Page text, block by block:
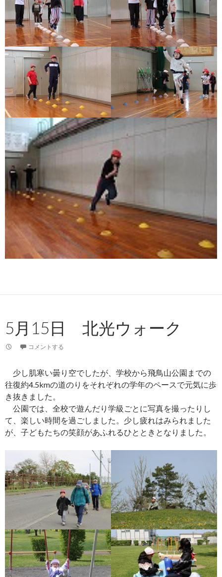
5月15日 北光ウォーク
コメントする
少し肌寒い曇り空でしたが、学校から飛鳥山公園までの
往復約4.5kmの道のりをそれぞれの学年のペースで元気に歩
き抜きました。
公園では、全校で遊んだり学級ごとに写真を撮ったりし
て、楽しい時間を過ごしました。少し疲れはみられました
が、子どもたちの笑顔があふれるひとときとなりました。